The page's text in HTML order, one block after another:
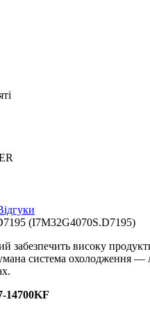
(I7M32G4070S.D7195)
забезпечить високу
система охолодження
14700KF